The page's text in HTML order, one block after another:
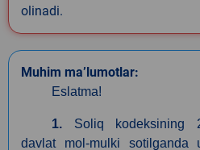
olinadi.
Muhim ma’lumotlar:
Eslatma!
1.Soliq kodeksining
davlat mol-mulki sotilganda